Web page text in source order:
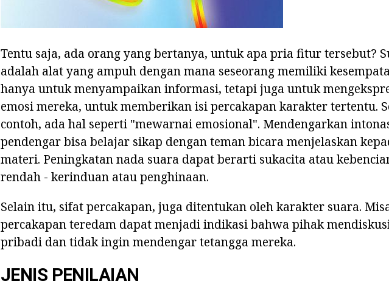
Tentu saja, ada orang yang bertanya, untuk apa pria fitur tersebut?
adalah alat yang ampuh dengan mana seseorang memiliki
hanya untuk menyampaikan informasi, tetapi juga untuk
emosi mereka, untuk memberikan isi percakapan karakter tertentu.
contoh, ada hal seperti "mewarnai emosional". Mendengarkan
pendengar bisa belajar sikap dengan teman bicara menjelaskan
materi. Peningkatan nada suara dapat berarti sukacita atau
rendah - kerinduan atau penghinaan.
Selain itu, sifat percakapan, juga ditentukan oleh karakter suara.
percakapan teredam dapat menjadi indikasi bahwa pihak
pribadi dan tidak ingin mendengar tetangga mereka.
JENIS PENILAIAN